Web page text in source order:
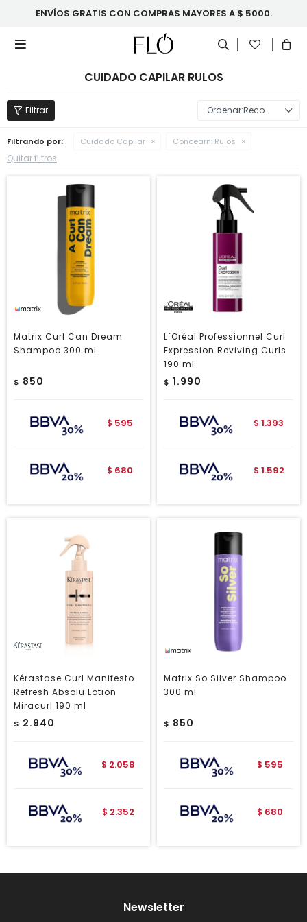
ENVÍOS GRATIS CON COMPRAS MAYORES A $ 5000.

CUIDADO CAPILAR RULOS
Recomendados
Filtrando por: Cuidado Capilar Concearn: Rulos
Quitar filtros
Matrix Curl Can Dream
Shampoo 300 ml
$ 850
$ 595
$ 680
L´Oréal Professionnel Curl
Expression Reviving Curls
190 ml
$ 1.990
$ 1.393
$ 1.592
Kérastase Curl Manifesto
Refresh Absolu Lotion
Miracurl 190 ml
$ 2.940
$ 2.058
$ 2.352
Matrix So Silver Shampoo
300 ml
$ 850
$ 595
$ 680
Newsletter